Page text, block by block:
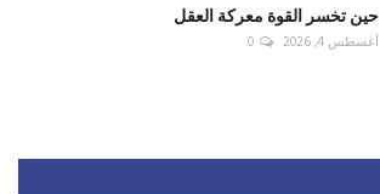
حين تخسر القوة معركة العقل
أغسطس 4, 2026 0